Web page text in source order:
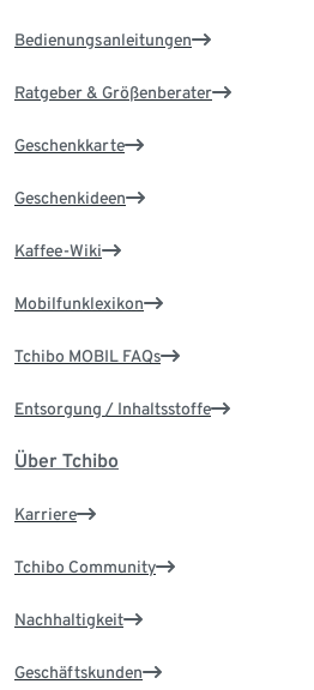
Bedienungsanleitungen
Ratgeber & Größenberater
Geschenkkarte
Geschenkideen
Kaffee-Wiki
Mobilfunklexikon
Tchibo MOBIL FAQs
Entsorgung / Inhaltsstoffe
Über Tchibo
Karriere
Tchibo Community
Nachhaltigkeit
Geschäftskunden